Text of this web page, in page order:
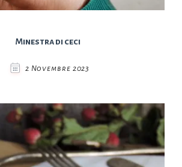
Minestra di ceci
2 Novembre 2023